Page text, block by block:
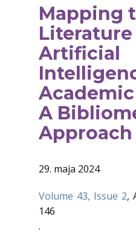
Mapping
Literature
Artificial
A
Approach
29. maja 2024
Volume 43, Issue 2,
146
.